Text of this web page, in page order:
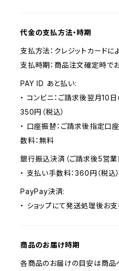
代金の支払方法・時期
支払方法：クレジットカードに
支払時期：商品注文確定時で
PAY ID あと払い:
・ コンビニ：ご請求後翌月10
350円（税込）
・ 口座振替：ご請求後指定口
数料：無料
銀行振込決済（ご請求後5営業
・ 支払い手数料：360円（税込）
PayPay決済:
・ ショップにて発送処理後お
商品のお届け時期
各商品のお届けの目安は商品